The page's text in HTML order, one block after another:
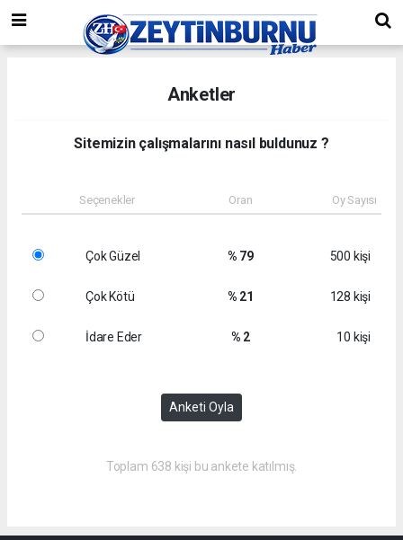
Anketler
Sitemizin çalışmalarını nasıl buldunuz ?
Seçenekler Oran Oy Sayısı
Çok Güzel % 79 500 kişi
Çok Kötü % 21 128 kişi
İdare Eder % 2 10 kişi
Anketi Oyla
Toplam 638 kişi bu ankete katılmış.